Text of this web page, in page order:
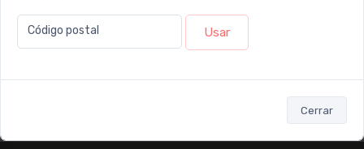
Código postal Usar
Cerrar
Enterate antes que nadie de nuestras promociones, descuentos y